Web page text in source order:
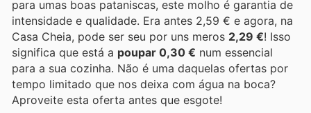
para umas boas pataniscas, este molho é garantia de
intensidade e qualidade. Era antes 2,59 € e agora, na
Casa Cheia, pode ser seu por uns meros 2,29 €! Isso
significa que está a poupar 0,30 € num essencial
para a sua cozinha. Não é uma daquelas ofertas por
tempo limitado que nos deixa com água na boca?
Aproveite esta oferta antes que esgote!